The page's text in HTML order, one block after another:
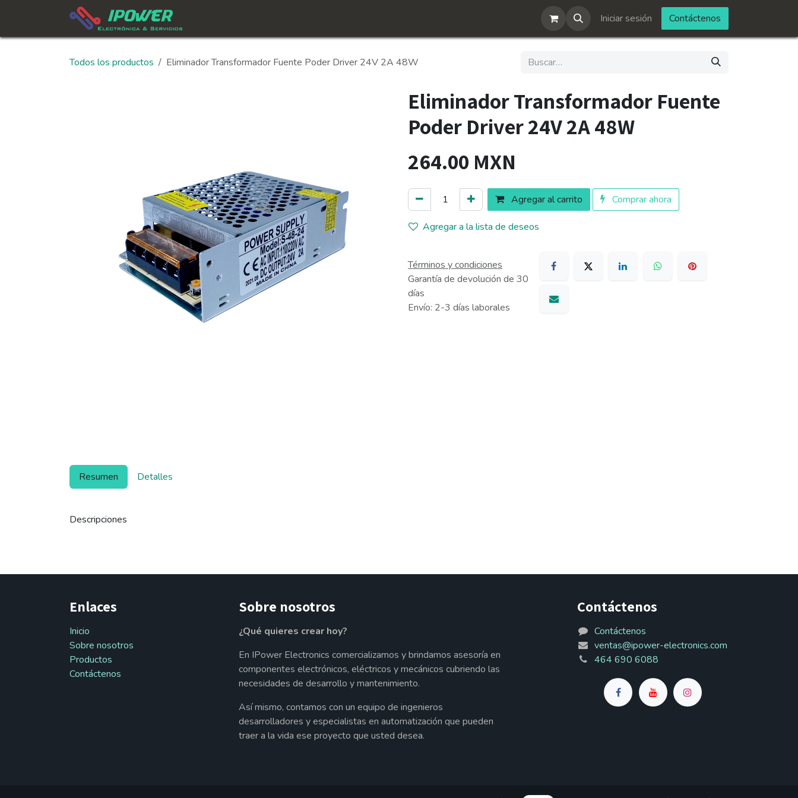
Iniciar sesión Contáctenos
Todos los productos Eliminador Transformador Fuente Poder Driver 24V 2A 48W
Eliminador Transformador Fuente
Poder Driver 24V 2A 48W
264.00 MXN
Agregar al carrito Comprar ahora
Agregar a la lista de deseos
Términos y condiciones
Garantía de devolución de 30
días
Envío: 2-3 días laborales
Resumen Detalles
Descripciones
Enlaces
Inicio
Sobre nosotros
Productos
Contáctenos
Sobre nosotros
¿Qué quieres crear hoy?
En IPower Electronics comercializamos y brindamos asesoría en
componentes electrónicos, eléctricos y mecánicos cubriendo las
necesidades de desarrollo y mantenimiento.
Así mismo, contamos con un equipo de ingenieros
desarrolladores y especialistas en automatización que pueden
traer a la vida ese proyecto que usted desea.
Contáctenos
Contáctenos
ventas@ipower-electronics.com
464 690 6088